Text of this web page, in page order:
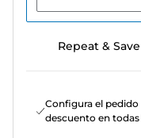
Repeat &
Configura el pedido
descuento en